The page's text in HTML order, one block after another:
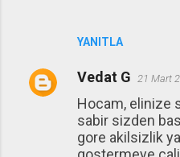
YANITLA
Vedat G 21 Mart
Hocam, elinize
sabir sizden
gore akilsizlik